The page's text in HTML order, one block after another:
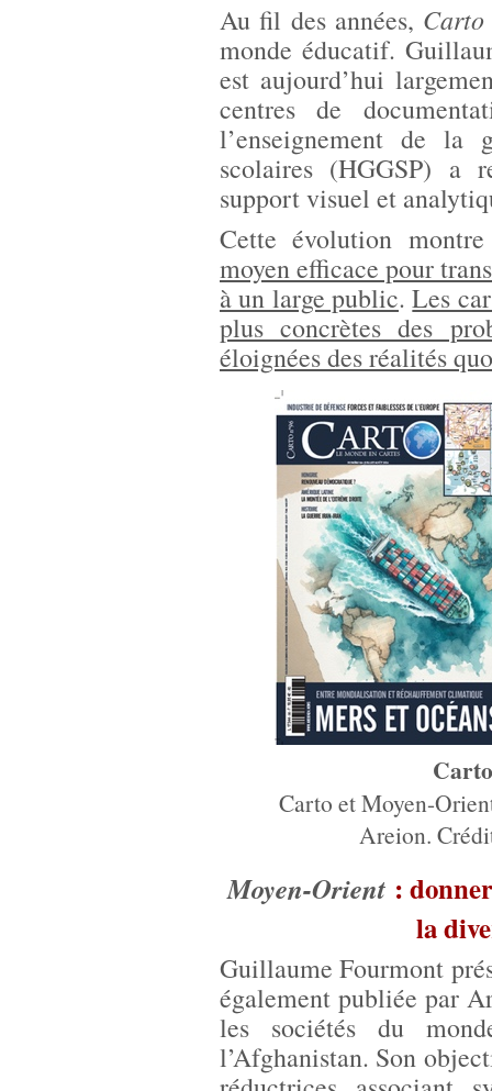
Au fil des années, Carto
monde éducatif.
est aujourd’hui
centres de
l’enseignement de la
scolaires (HGGSP) a
support visuel et
Cette évolution
moyen efficace pour
à un large public.Les
plus concrètes des
éloignées des réalités
Carto et Moyen-
Areion.
Moyen-Orient :
la
Guillaume Fourmont
également publiée par
les sociétés du
l’Afghanistan. Son